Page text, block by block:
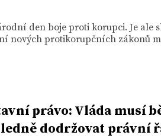
den boje proti korupci. Je ale
nových protikorupčních zákonů
právo: Vláda musí
dodržovat právní